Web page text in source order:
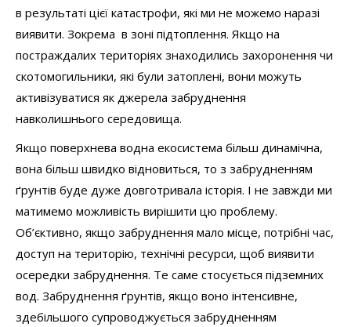
в результаті цієї катастрофи, які ми не можемо наразі
виявити. Зокрема в зоні підтоплення. Якщо на
постраждалих територіях знаходились захоронення чи
скотомогильники, які були затоплені, вони можуть
активізуватися як джерела забруднення
навколишнього середовища.
Якщо поверхнева водна екосистема більш динамічна,
вона більш швидко відновиться, то з забрудненням
ґрунтів буде дуже довготривала історія. І не завжди ми
матимемо можливість вирішити цю проблему.
Об’єктивно, якщо забруднення мало місце, потрібні час,
доступ на територію, технічні ресурси, щоб виявити
осередки забруднення. Те саме стосується підземних
вод. Забруднення ґрунтів, якщо воно інтенсивне,
здебільшого супроводжується забрудненням